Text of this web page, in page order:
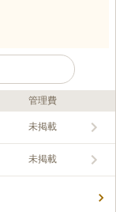
、「郷地のお寺」と
。お墓のタイプは一
者のいない方や一族
どレジャーを楽しめ
管理費
未掲載
未掲載